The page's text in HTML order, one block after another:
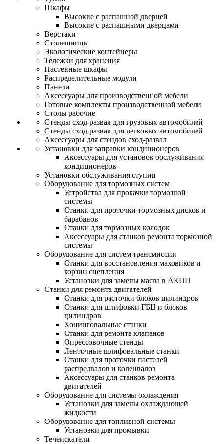
Шкафы
Высокие с распашной дверцей
Высокие с распашными дверцами
Верстаки
Столешницы
Экологические контейнеры
Тележки для хранения
Настенные шкафы
Распределительные модули
Панели
Аксессуары для производственной мебели
Готовые комплекты производственной мебели
Столы рабочие
Стенды сход-развал для грузовых автомобилей
Стенды сход-развал для легковых автомобилей
Аксессуары для стендов сход-развал
Установки для заправки кондиционеров
Аксессуары для установок обслуживания
кондиционеров
Установки обслуживания ступиц
Оборудование для тормозных систем
Устройства для прокачки тормозной
системы
Станки для проточки тормозных дисков и
барабанов
Станки для тормозных колодок
Аксессуары для станков ремонта тормозной
системы
Оборудование для систем трансмиссии
Станки для восстановления маховиков и
корзин сцепления
Установки для замены масла в АКПП
Станки для ремонта двигателей
Станки для расточки блоков цилиндров
Станки для шлифовки ГБЦ и блоков
цилиндров
Хонинговальные станки
Станки для ремонта клапанов
Опрессовочные стенды
Ленточные шлифовальные станки
Станки для проточки пастелей
распредвалов и коленвалов
Аксессуары для станков ремонта
двигателей
Оборудование для системы охлаждения
Установки для замены охлаждающей
жидкости
Оборудование для топливной системы
Установки для промывки
Течеискатели